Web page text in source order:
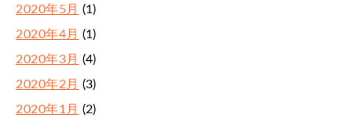
2020年5月 (1)
2020年4月 (1)
2020年3月 (4)
2020年2月 (3)
2020年1月 (2)